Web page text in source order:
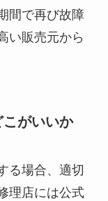
間で再び故障
い販売元から
がいいか
る場合、適切
理店には公式